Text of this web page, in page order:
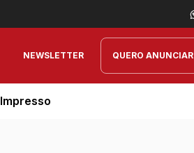
NEWSLETTER QUERO ANUNCIAR
Impresso